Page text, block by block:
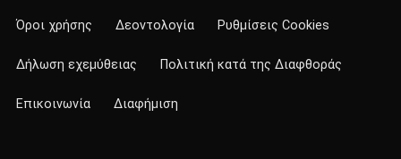
Όροι χρήσης Δεοντολογία Ρυθμίσεις Cookies
Δήλωση εχεμύθειας Πολιτική κατά της Διαφθοράς
Επικοινωνία Διαφήμιση